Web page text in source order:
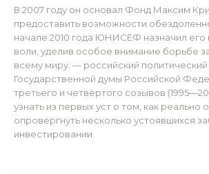
В 2007 году он основал Фонд Максим
предоставить возможности
начале 2010 года ЮНИСЕФ назначил
воли, уделив особое внимание борьбе
всему миру. — российский политический
Государственной думы Российской
третьего и четвёртого созывов
узнать из первых уст о том, как реально
опровергнуть несколько устоявшихся
инвестировании.